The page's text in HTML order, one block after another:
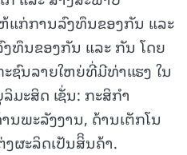
ແກ່ການລົງທຶນຂອງກັນ ແລະ
ທຶນຂອງກັນ ແລະ ກັນ ໂດຍ
ຊົນລາຍໃຫຍ່ທີ່ມີທ່າແຮງ ໃນ
ະສິດ ເຊັ່ນ: ກະສິກໍາ
ນພະລັງງານ, ດ້ານເຕັກໂນ
ຜະລິດເປັນສິິນຄ້າ.